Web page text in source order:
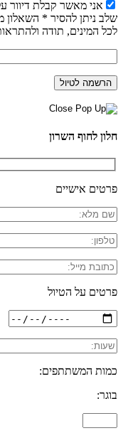
אני מאשר קבלת דיוור
שלב ניתן להסיר * השאלון
לכל המינים, תודה
חלון לחוף השרון
פרטים אישיים
פרטים על הטיול
כמות המשתתפים:
בוגר: